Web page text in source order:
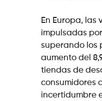
En Europa, las
impulsadas
superando los
aumento del
tiendas de
consumidores
incertidumbre